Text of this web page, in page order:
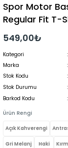
Spor Motor
Regular Fit T-
549,00₺
Kategori
Marka
Stok Kodu
Stok Durumu
Barkod Kodu
Ürün Rengi
Açık Kahverengi
Gri Melanj Haki